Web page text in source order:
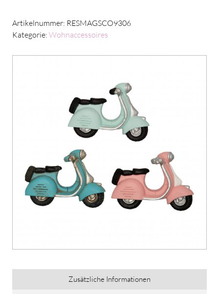
Artikelnummer: RESMAGSCO9306
Kategorie: Wohnaccessoires
Zusätzliche Informationen